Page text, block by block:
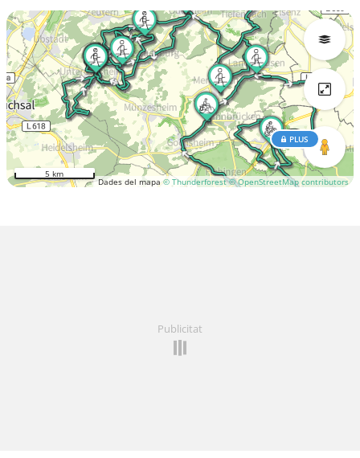
Dades del mapa© Thunderforest © OpenStreetMap contributors
PLUS
5 km
Publicitat